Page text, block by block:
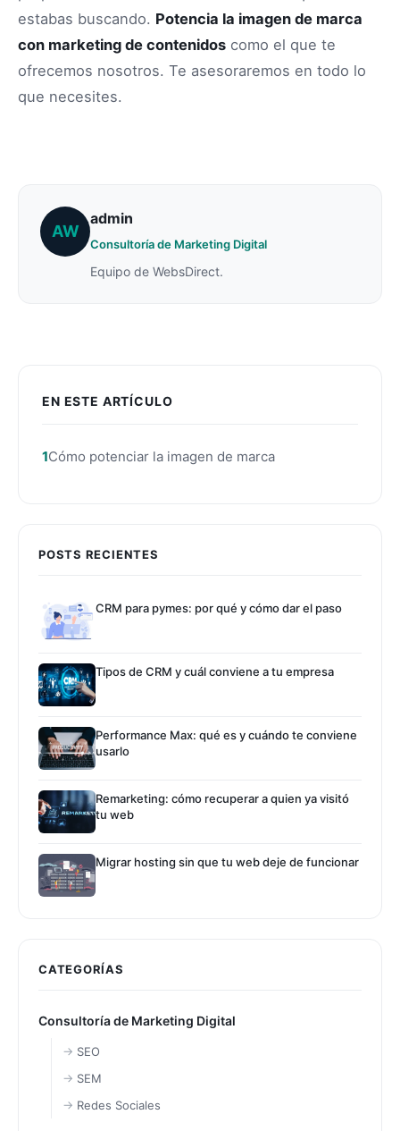
EN ESTE ARTÍCULO
Cómo potenciar la imagen de marca
POSTS RECIENTES
CRM para pymes: por qué y cómo dar el paso
Tipos de CRM y cuál conviene a tu empresa
Performance Max: qué es y cuándo te conviene
usarlo
Remarketing: cómo recuperar a quien ya visitó
tu web
Migrar hosting sin que tu web deje de funcionar
CATEGORÍAS
Consultoría de Marketing Digital
SEO
SEM
Redes Sociales
estabas buscando. Potencia la imagen de marca
con marketing de contenidos como el que te
ofrecemos nosotros. Te asesoraremos en todo lo
que necesites.
AW
admin
Consultoría de Marketing Digital
Equipo de WebsDirect.